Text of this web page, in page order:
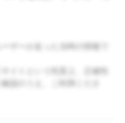
ザーが走った当時の情報で
イトという性質上、正確性
認のうえ、ご利用くださ